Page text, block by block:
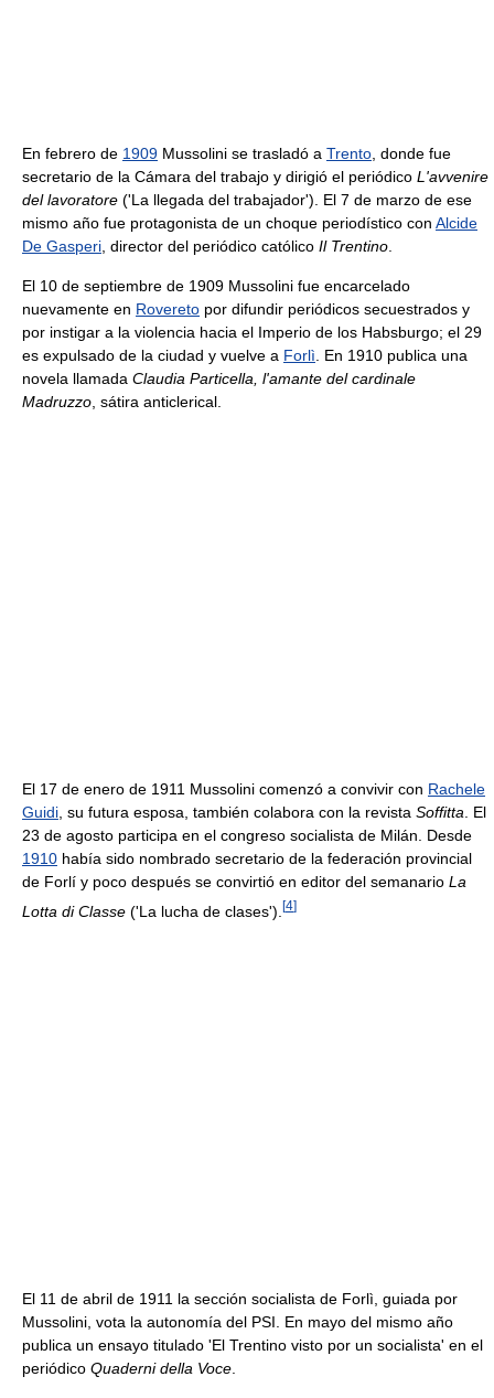
En febrero de 1909 Mussolini se trasladó a Trento, donde fue
secretario de la Cámara del trabajo y dirigió el periódico L'avvenire
del lavoratore ('La llegada del trabajador'). El 7 de marzo de ese
mismo año fue protagonista de un choque periodístico con Alcide
De Gasperi, director del periódico católico Il Trentino.
El 10 de septiembre de 1909 Mussolini fue encarcelado
nuevamente en Rovereto por difundir periódicos secuestrados y
por instigar a la violencia hacia el Imperio de los Habsburgo; el 29
es expulsado de la ciudad y vuelve a Forlì. En 1910 publica una
novela llamada Claudia Particella, l'amante del cardinale
Madruzzo, sátira anticlerical.
El 17 de enero de 1911 Mussolini comenzó a convivir con Rachele
Guidi, su futura esposa, también colabora con la revista Soffitta. El
23 de agosto participa en el congreso socialista de Milán. Desde
1910 había sido nombrado secretario de la federación provincial
de Forlí y poco después se convirtió en editor del semanario La
Lotta di Classe ('La lucha de clases'). [4]
El 11 de abril de 1911 la sección socialista de Forlì, guiada por
Mussolini, vota la autonomía del PSI. En mayo del mismo año
publica un ensayo titulado 'El Trentino visto por un socialista' en el
periódico Quaderni della Voce